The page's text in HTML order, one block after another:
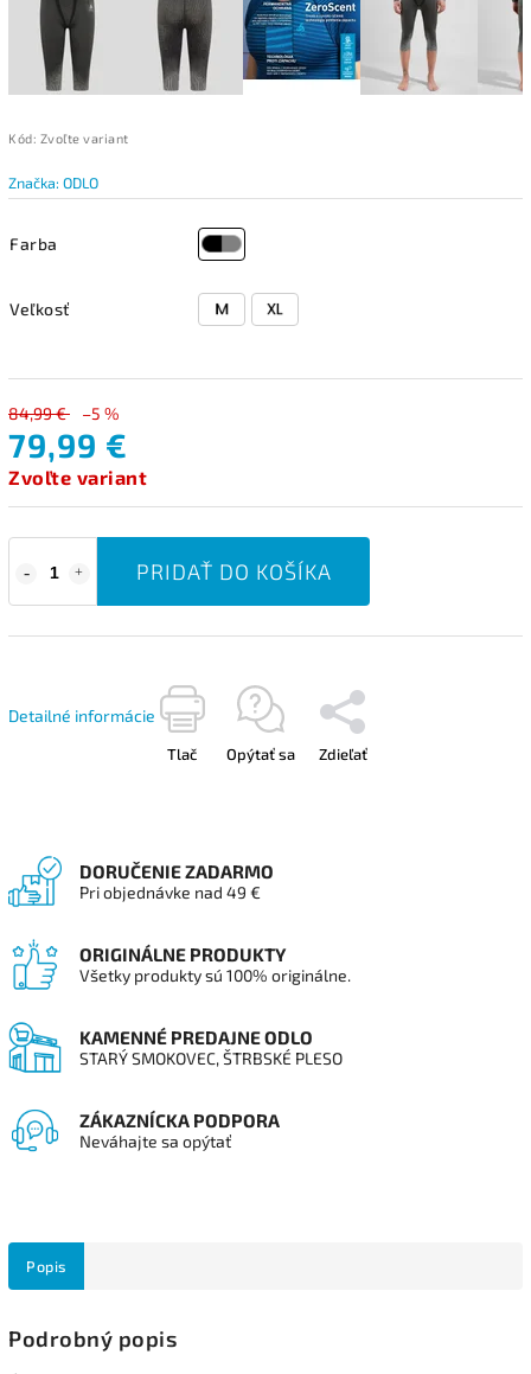
Kód: Zvoľte variant
Značka: ODLO
Farba
Veľkosť
84,99 € –5 %
79,99 €
Zvoľte variant
PRIDAŤ DO KOŠÍKA
Detailné informácie
Tlač Opýtať sa Zdieľať
DORUČENIE ZADARMO
Pri objednávke nad 49 €
ORIGINÁLNE PRODUKTY
Všetky produkty sú 100% originálne.
KAMENNÉ PREDAJNE ODLO
STARÝ SMOKOVEC, ŠTRBSKÉ PLESO
ZÁKAZNÍCKA PODPORA
Neváhajte sa opýtať
Popis
Podrobný popis